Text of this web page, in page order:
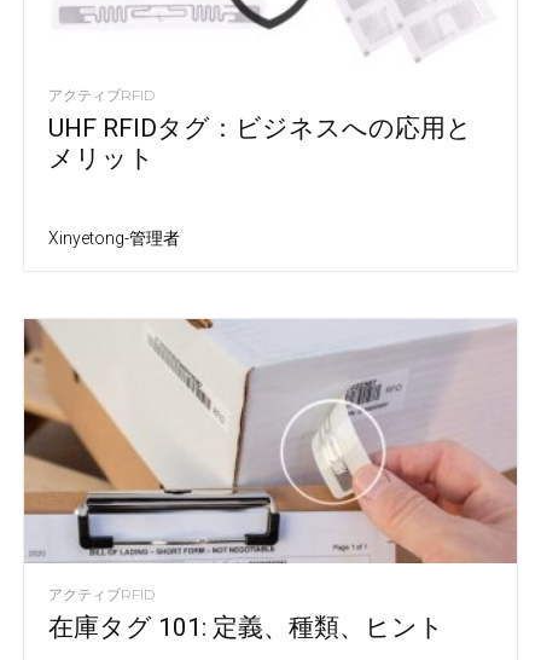
アクティブRFID
UHF RFIDタグ：ビジネスへの応用と
メリット
Xinyetong-管理者
アクティブRFID
在庫タグ 101: 定義、種類、ヒント